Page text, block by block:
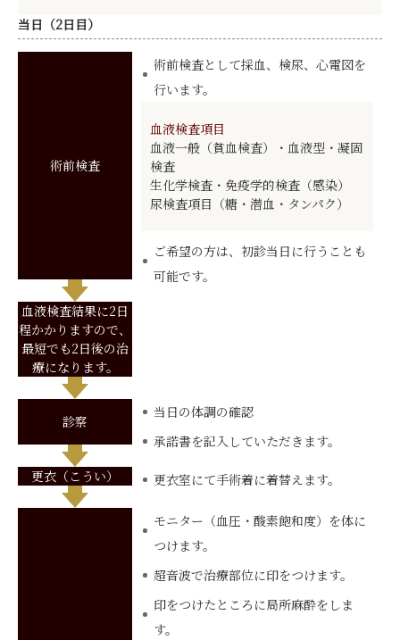
当日（2日目）
術前検査
術前検査として採血、検尿、心電図を
行います。
血液検査項目
血液一般（貧血検査）・血液型・凝固
検査
生化学検査・免疫学的検査（感染）
尿検査項目（糖・潜血・タンパク）
ご希望の方は、初診当日に行うことも
可能です。
血液検査結果に2日
程かかりますので、
最短でも2日後の治
療になります。
診察
当日の体調の確認
承諾書を記入していただきます。
更衣（こうい）
更衣室にて手術着に着替えます。
モニター（血圧・酸素飽和度）を体に
つけます。
超音波で治療部位に印をつけます。
印をつけたところに局所麻酔をしま
す。